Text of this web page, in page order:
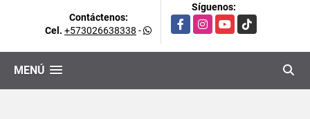
Contáctenos:
Cel. +573026638338 -
Síguenos:
FacebookInstagramYouTubeTikTok
MENÚ